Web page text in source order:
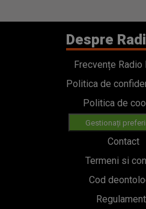
Despre
Frecvențe Radio
Politica de
Politica de
Gestionați
Contact
Termeni si
Cod